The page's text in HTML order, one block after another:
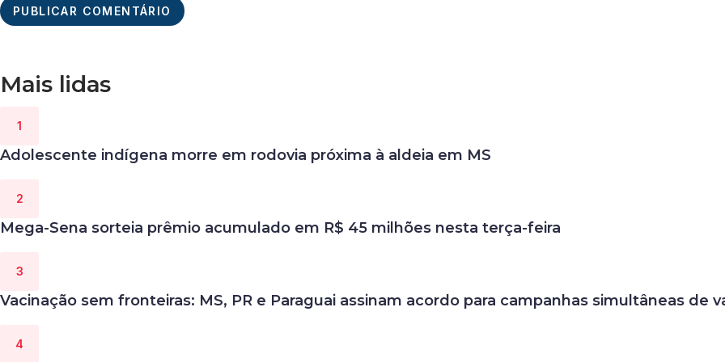
Mais lidas
Adolescente indígena morre em rodovia próxima à aldeia em MS
Mega-Sena sorteia prêmio acumulado em R$ 45 milhões nesta terça-feira
Vacinação sem fronteiras: MS, PR e Paraguai assinam acordo para campanhas simultâneas de